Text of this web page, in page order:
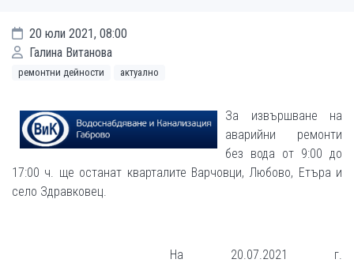
20 юли 2021, 08:00
Галина Витанова
ремонтни дейности актуално
За извършване на
аварийни ремонти
без вода от 9:00 до
17:00 ч. ще останат кварталите Варчовци, Любово, Етъра и
село Здравковец.
На 20.07.2021 г.